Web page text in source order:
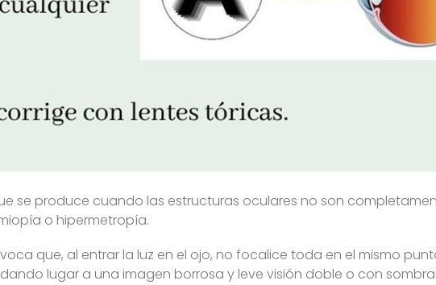
se produce cuando las estructuras oculares no son
o hipermetropía.
que, al entrar la luz en el ojo, no focalice toda en el mismo
lugar a una imagen borrosa y leve visión doble o con